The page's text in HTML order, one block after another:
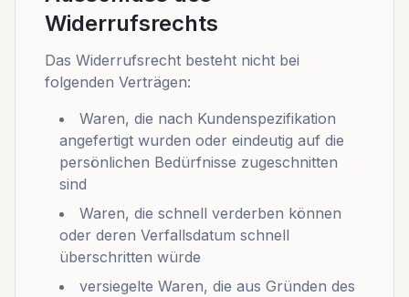
Widerrufsrechts
Das Widerrufsrecht besteht nicht bei
folgenden Verträgen:
Waren, die nach Kundenspezifikation
angefertigt wurden oder eindeutig auf die
persönlichen Bedürfnisse zugeschnitten
sind
Waren, die schnell verderben können
oder deren Verfallsdatum schnell
überschritten würde
versiegelte Waren, die aus Gründen des